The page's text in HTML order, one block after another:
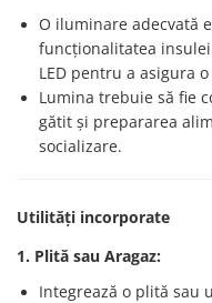
O iluminare adecvată
funcționalitatea
LED pentru a asigura
Lumina trebuie să fie
gătit și prepararea
socializare.
Utilități incorporate
1. Plită sau Aragaz:
Integrează o plită sau